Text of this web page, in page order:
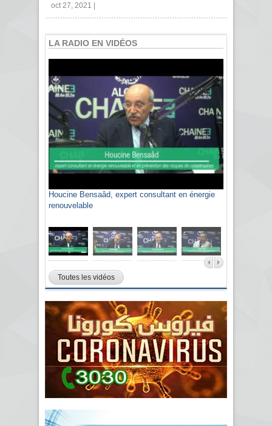
oct 27, 2021 |
LA RADIO EN VIDÉOS
Houcine Bensaâd, expert consultant en énergie
renouvelable
Toutes les vidéos